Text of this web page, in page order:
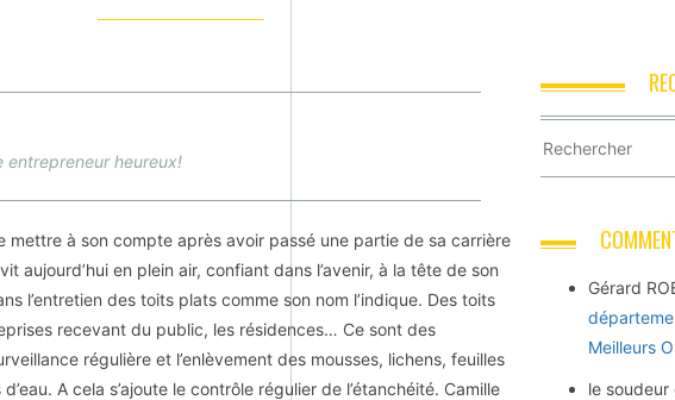
entrepreneur heureux!
mettre à son compte après avoir passé une partie de sa carrière
aujourd’hui en plein air, confiant dans l’avenir, à la tête de son
l’entretien des toits plats comme son nom l’indique. Des toits
recevant du public, les résidences… Ce sont des
régulière et l’enlèvement des mousses, lichens, feuilles
A cela s’ajoute le contrôle régulier de l’étanchéité. Camille
Gérard
Meilleurs
le soudeur